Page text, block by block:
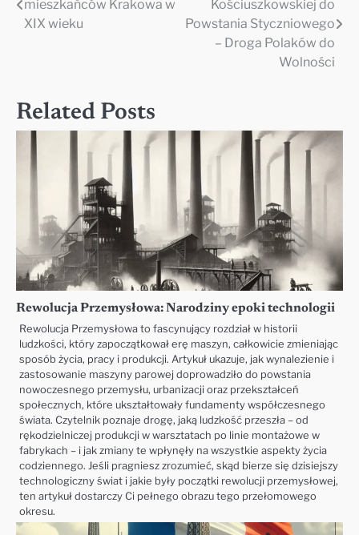
wpisu
mieszkańców Krakowa w
XIX wieku
Kościuszkowskiej do
Powstania Styczniowego
– Droga Polaków do
Wolności
Related Posts
Rewolucja Przemysłowa: Narodziny epoki technologii
Rewolucja Przemysłowa to fascynujący rozdział w historii
ludzkości, który zapoczątkował erę maszyn, całkowicie zmieniając
sposób życia, pracy i produkcji. Artykuł ukazuje, jak wynalezienie i
zastosowanie maszyny parowej doprowadziło do powstania
nowoczesnego przemysłu, urbanizacji oraz przekształceń
społecznych, które ukształtowały fundamenty współczesnego
świata. Czytelnik poznaje drogę, jaką ludzkość przeszła – od
rękodzielniczej produkcji w warsztatach po linie montażowe w
fabrykach – i jak zmiany te wpłynęły na wszystkie aspekty życia
codziennego. Jeśli pragniesz zrozumieć, skąd bierze się dzisiejszy
technologiczny świat i jakie były początki rewolucji przemysłowej,
ten artykuł dostarczy Ci pełnego obrazu tego przełomowego
okresu.